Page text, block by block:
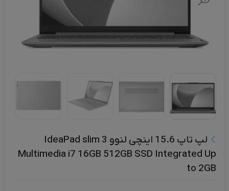
لپ تاپ 15.6 اینچی لنوو IdeaPad slim 3
Multimedia i7 16GB 512GB SSD Integrated Up
to 2GB